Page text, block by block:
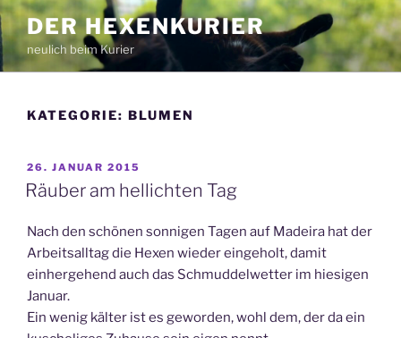
Zum
Inhalt
springen
DER HEXENKURIER
neulich beim Kurier
KATEGORIE: BLUMEN
VERÖFFENTLICHT
AM
26. JANUAR 2015
Räuber am hellichten Tag
Nach den schönen sonnigen Tagen auf Madeira hat der
Arbeitsalltag die Hexen wieder eingeholt, damit
einhergehend auch das Schmuddelwetter im hiesigen
Januar.
Ein wenig kälter ist es geworden, wohl dem, der da ein